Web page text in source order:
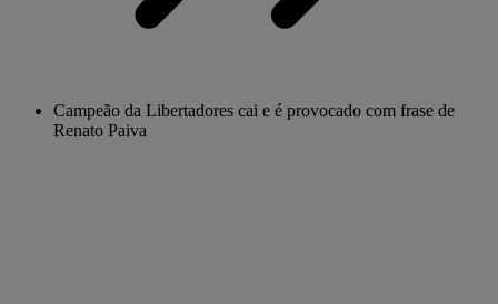
Campeão da Libertadores cai e é provocado com frase de
Renato Paiva